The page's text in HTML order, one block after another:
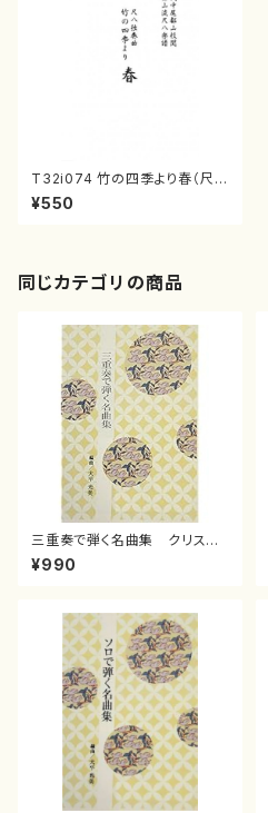
T32i074 竹の四季より春（尺
八/初代 山本邦山/尺八/都山式
譜）都山流公刊楽譜曲番:523
¥550
同じカテゴリの商品
三重奏で弾く名曲集 クリスマ
スメドレー( 箏2/大平光美 編
曲/楽譜）
¥990